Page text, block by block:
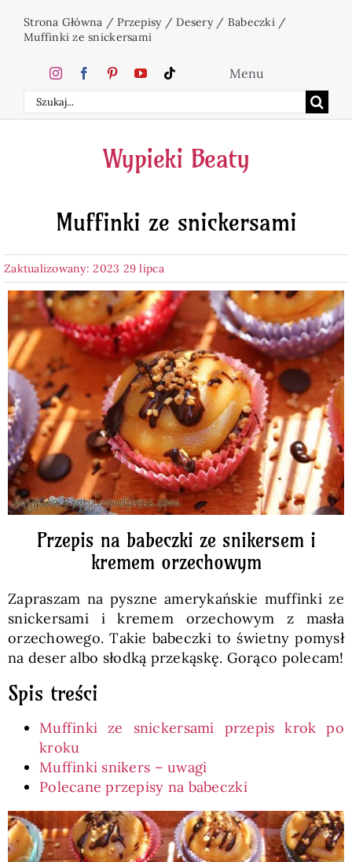
Strona Główna /Przepisy/Desery/ Babeczki/
Muffinki ze snickersami
Szukaj
Menu
Home
Ciasta
Desery
Napoje
Pieczywo
Przetwory
Posiłki
Zdrowo i fit
SKLEP
Wypieki Beaty
Muffinki ze snickersami
Zaktualizowany: 2023 29 lipca
Przepis na babeczki ze snikersem i
kremem orzechowym
Zapraszam na pyszne amerykańskie muffinki ze
snickersami i kremem orzechowym z masła
orzechowego. Takie babeczki to świetny pomysł
na deser albo słodką przekąskę. Gorąco polecam!
Spis treści
Muffinki ze snickersami przepis krok po
kroku
Muffinki snikers – uwagi
Polecane przepisy na babeczki